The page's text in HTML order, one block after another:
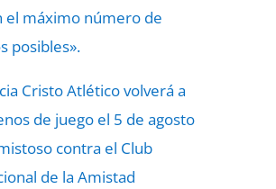
el máximo número de
posibles».
Cristo Atlético volverá a
de juego el 5 de agosto
contra el Club
de la Amistad